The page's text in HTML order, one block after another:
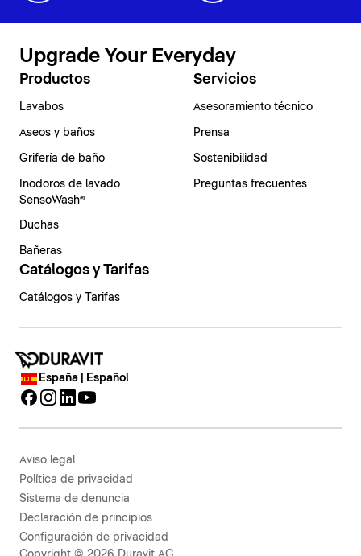
Upgrade Your Everyday
Productos
Lavabos
Aseos y baños
Grifería de baño
Inodoros de lavado
SensoWash®
Duchas
Bañeras
Servicios
Asesoramiento técnico
Prensa
Sostenibilidad
Preguntas frecuentes
Catálogos y Tarifas
Catálogos y Tarifas
España | Español
Aviso legal
Política de privacidad
Sistema de denuncia
Declaración de principios
Configuración de privacidad